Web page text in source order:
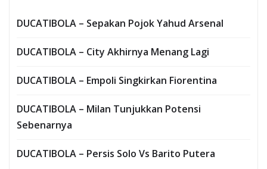
DUCATIBOLA – Sepakan Pojok Yahud Arsenal
DUCATIBOLA – City Akhirnya Menang Lagi
DUCATIBOLA – Empoli Singkirkan Fiorentina
DUCATIBOLA – Milan Tunjukkan Potensi
Sebenarnya
DUCATIBOLA – Persis Solo Vs Barito Putera